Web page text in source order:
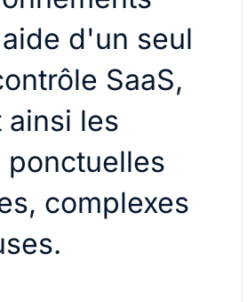
d'un seul
SaaS,
ainsi les
ponctuelles
complexes